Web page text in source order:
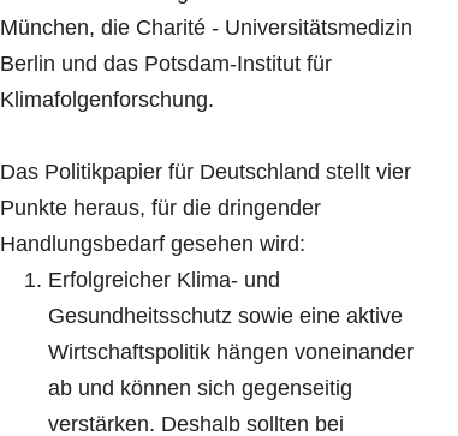
München, die Charité - Universitätsmedizin
Berlin und das Potsdam-Institut für
Klimafolgenforschung.
Das Politikpapier für Deutschland stellt vier
Punkte heraus, für die dringender
Handlungsbedarf gesehen wird:
Erfolgreicher Klima- und
Gesundheitsschutz sowie eine aktive
Wirtschaftspolitik hängen voneinander
ab und können sich gegenseitig
verstärken. Deshalb sollten bei